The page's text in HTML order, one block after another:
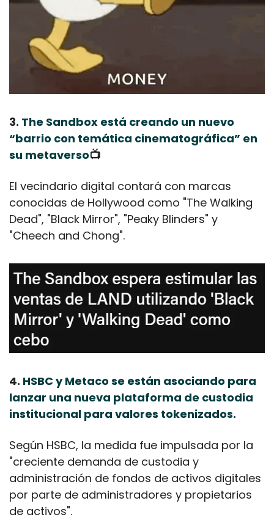
3. The Sandbox está creando un nuevo
“barrio con temática cinematográfica” en
su metaverso📺
El vecindario digital contará con marcas
conocidas de Hollywood como "The Walking
Dead", "Black Mirror", "Peaky Blinders" y
"Cheech and Chong".
4. HSBC y Metaco se están asociando para
lanzar una nueva plataforma de custodia
institucional para valores tokenizados.
Según HSBC, la medida fue impulsada por la
"creciente demanda de custodia y
administración de fondos de activos digitales
por parte de administradores y propietarios
de activos".